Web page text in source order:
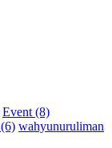
Event (8)
(6) wahyunuruliman